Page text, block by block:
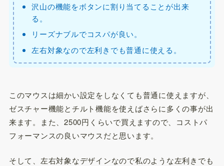
沢山の機能をボタンに割り当てることが出来
る。
リーズナブルでコスパが良い。
左右対象なので左利きでも普通に使える。
このマウスは細かい設定をしなくても普通に使えますが、
ゼスチャー機能とチルト機能を使えばさらに多くの事が出
来ます。また、2500円くらいで買えますので、コストパ
フォーマンスの良いマウスだと思います。
そして、左右対象なデザインなので私のような左利きでも